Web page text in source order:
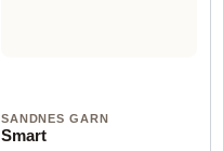
SANDNES GARN
Smart